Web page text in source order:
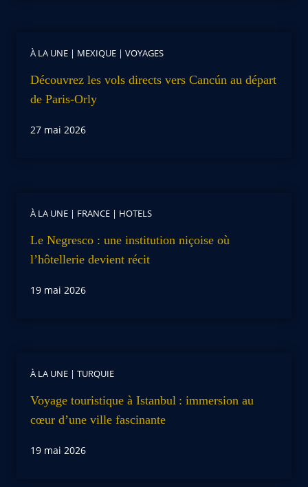
À LA UNE | MEXIQUE | VOYAGES
Découvrez les vols directs vers Cancún au départ
de Paris-Orly
27 mai 2026
À LA UNE | FRANCE | HOTELS
Le Negresco : une institution niçoise où
l’hôtellerie devient récit
19 mai 2026
À LA UNE | TURQUIE
Voyage touristique à Istanbul : immersion au
cœur d’une ville fascinante
19 mai 2026